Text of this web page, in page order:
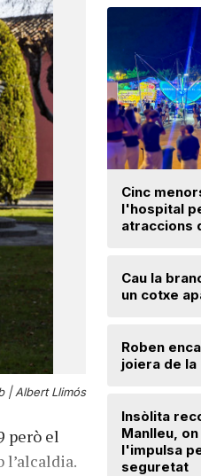
|Albert Llimós
però el
l’alcaldia.
Cinc
l'hospital
atraccions
Cau la
un cotxe
Roben
joiera de la
Insòlita
Manlleu,
l'impulsa
seguretat